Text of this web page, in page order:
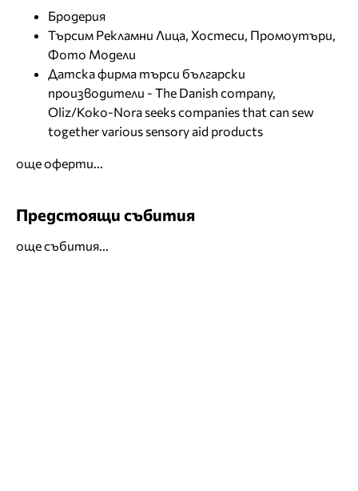
Бродерия
Търсим Рекламни Лица, Хостеси, Промоутъри,
Фото Модели
Датска фирма търси български
производители - The Danish company,
Oliz/Koko-Nora seeks companies that can sew
together various sensory aid products
още оферти...
Предстоящи събития
още събития...